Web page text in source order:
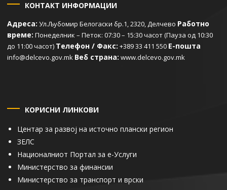
КОНТАКТ ИНФОРМАЦИИ
Адреса: Ул.Љубомир Белогаски бр.1, 2320, Делчево Работно
време: Понеделник – Петок: 07:30 – 15:30 часот (Пауза од 10:30
до 11:00 часот) Телефон / Факс: +389 33 411 550 Е-пошта
info@delcevo.gov.mk Веб страна: www.delcevo.gov.mk
КОРИСНИ ЛИНКОВИ
Центар за развој на источно плански регион
ЗЕЛС
Националниот Портал за е-Услуги
Министерство за финансии
Министерство за транспорт и врски